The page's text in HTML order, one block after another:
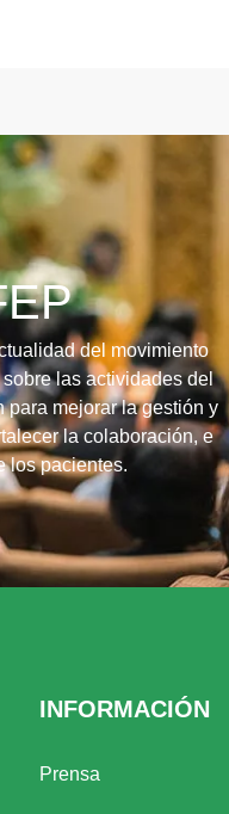
del movimiento
las actividades del
para mejorar la gestión y
la colaboración, e
los pacientes.
INFORMACIÓN
Prensa